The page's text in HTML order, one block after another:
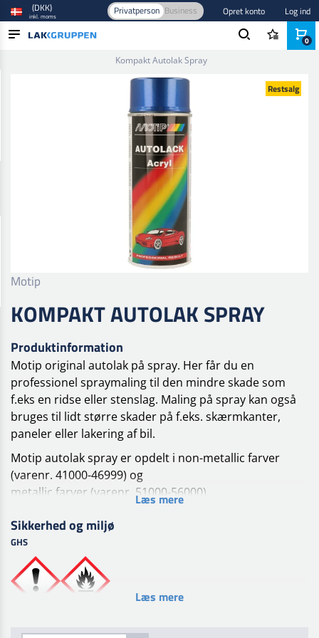
(DKK)
inkl. moms Privatperson Business Opret konto Log ind
Kompakt Autolak Spray
Restsalg
Motip
KOMPAKT AUTOLAK SPRAY
Produktinformation
Motip original autolak på spray. Her får du en
professionel spraymaling til den mindre skade som
f.eks en ridse eller stenslag. Maling på spray kan også
bruges til lidt større skader på f.eks. skærmkanter,
paneler eller lakering af bil.
Motip autolak spray er opdelt i non-metallic farver
(varenr. 41000-46999) og
metallic farver (varenr. 51000-56000).
Overfladen skal være ren, tør og fri for fedt. Fjern løs
gammel lak, rust og slib
overflade. Påfør et lag MoTip primer egnet til
overfladen. Efter tørring slibes bundlaget (korn 600).
Læs mere
Sikkerhed og miljø
GHS
Læs mere
0